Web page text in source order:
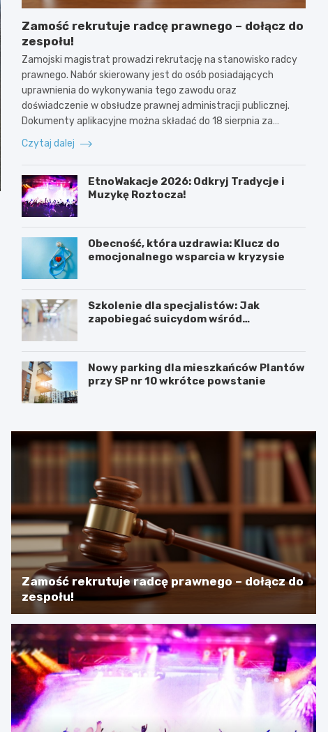
Zamość rekrutuje radcę prawnego – dołącz do
zespołu!
Zamojski magistrat prowadzi rekrutację na stanowisko radcy
prawnego. Nabór skierowany jest do osób posiadających
uprawnienia do wykonywania tego zawodu oraz
doświadczenie w obsłudze prawnej administracji publicznej.
Dokumenty aplikacyjne można składać do 18 sierpnia za…
Czytaj dalej
EtnoWakacje 2026: Odkryj Tradycje i
Muzykę Roztocza!
Obecność, która uzdrawia: Klucz do
emocjonalnego wsparcia w kryzysie
Szkolenie dla specjalistów: Jak
zapobiegać suicydom wśród
Nowy parking dla mieszkańców Plantów
przy SP nr 10 wkrótce powstanie
Zamość rekrutuje radcę prawnego – dołącz do
zespołu!